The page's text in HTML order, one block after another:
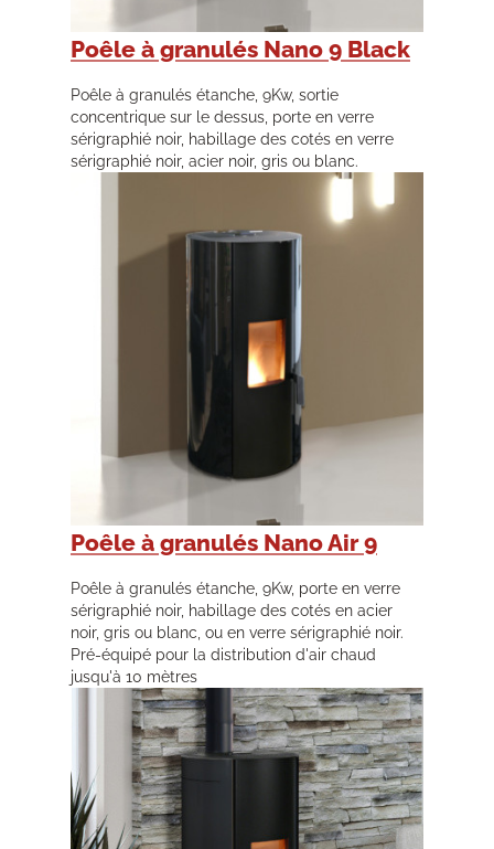
Poêle à granulés Nano 9 Black
Poêle à granulés étanche, 9Kw, sortie
concentrique sur le dessus, porte en verre
sérigraphié noir, habillage des cotés en verre
sérigraphié noir, acier noir, gris ou blanc.
Poêle à granulés Nano Air 9
Poêle à granulés étanche, 9Kw, porte en verre
sérigraphié noir, habillage des cotés en acier
noir, gris ou blanc, ou en verre sérigraphié noir.
Pré-équipé pour la distribution d'air chaud
jusqu'à 10 mètres